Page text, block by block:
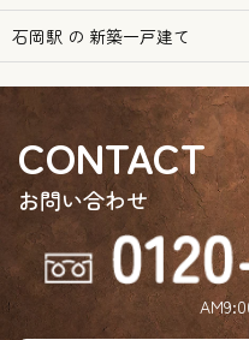
石岡駅 の 新築一戸建て
CONTACT
お問い合わせ